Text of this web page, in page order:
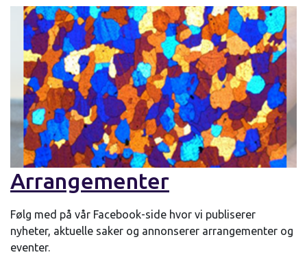
Arrangementer
Følg med på vår Facebook-side hvor vi publiserer
nyheter, aktuelle saker og annonserer arrangementer og
eventer.